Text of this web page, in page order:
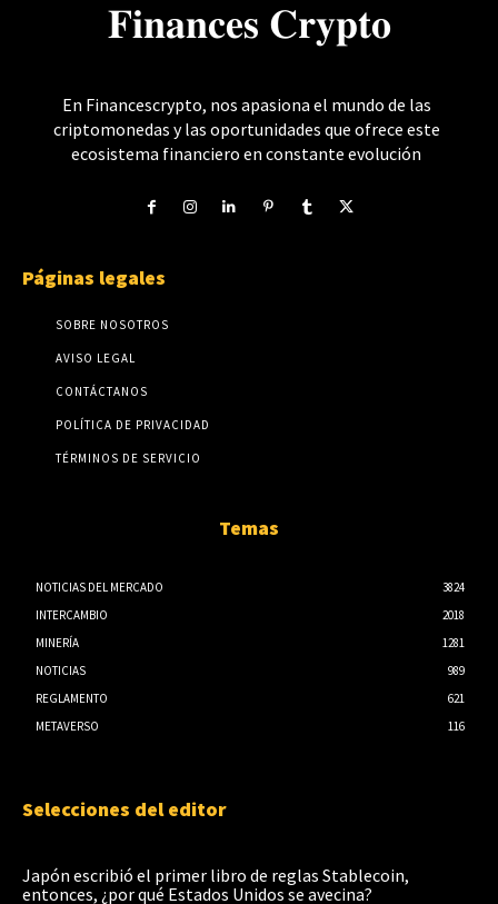
𝐅𝐢𝐧𝐚𝐧𝐜𝐞𝐬 𝐂𝐫𝐲𝐩𝐭𝐨
En Financescrypto, nos apasiona el mundo de las
criptomonedas y las oportunidades que ofrece este
ecosistema financiero en constante evolución
Páginas legales
SOBRE NOSOTROS
AVISO LEGAL
CONTÁCTANOS
POLÍTICA DE PRIVACIDAD
TÉRMINOS DE SERVICIO
Temas
NOTICIAS DEL MERCADO
3824
INTERCAMBIO
2018
MINERÍA
1281
NOTICIAS
989
REGLAMENTO
621
METAVERSO
116
Selecciones del editor
Japón escribió el primer libro de reglas Stablecoin,
entonces, ¿por qué Estados Unidos se avecina?